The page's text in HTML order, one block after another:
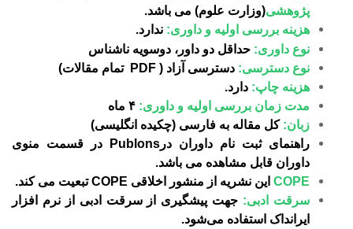
پژوهشی(وزارت علوم) می باشد.
هزینه بررسی اولیه و داوری: ندارد.
نوع داوری: حداقل دو داور، دوسویه ناشناس
نوع دسترسی: دسترسی آزاد ( PDF تمام مقالات)
هزینه چاپ: دارد.
مدت زمان بررسی اولیه و داوری:
زبان:کل مقاله به فارسی (چکیده انگلیسی)
راهنمای ثبت نام داوران در Publons
در قسمت منوی
داوران قابل مشاهده می باشد.
COPE این نشریه از منشور اخلاقی COPE تبعیت می کند.
سرقت ادبی: جهت پیشگیری از سرقت ادبی از نرم افزار
ایرانداک استفاده می‌شود.